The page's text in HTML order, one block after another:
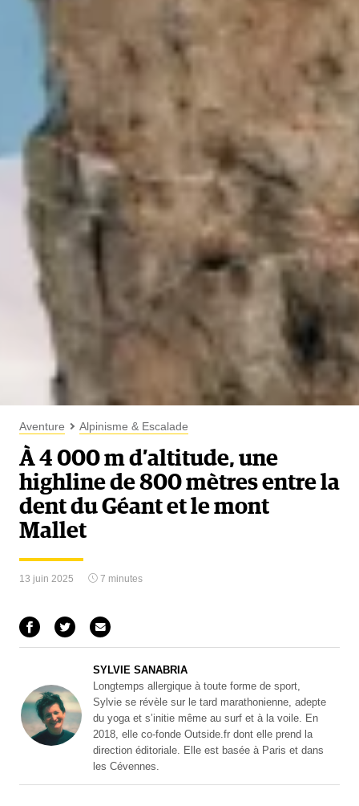
Aventure Alpinisme & Escalade
À 4 000 m d’altitude, une
highline de 800 mètres entre la
dent du Géant et le mont
Mallet
13 juin 2025 7 minutes
SYLVIE SANABRIA
Longtemps allergique à toute forme de sport,
Sylvie se révèle sur le tard marathonienne, adepte
du yoga et s’initie même au surf et à la voile. En
2018, elle co-fonde Outside.fr dont elle prend la
direction éditoriale. Elle est basée à Paris et dans
les Cévennes.